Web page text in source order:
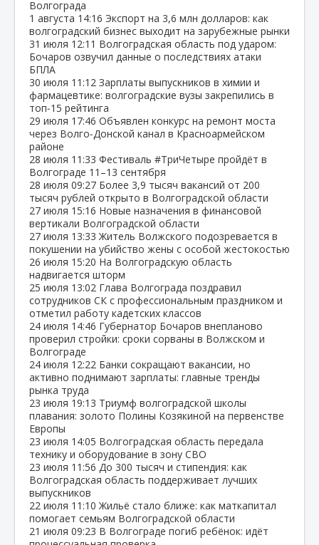
Волгограда
1 августа 14:16 Экспорт на 3,6 млн долларов: как
волгоградский бизнес выходит на зарубежные рынки
31 июля 12:11 Волгоградская область под ударом:
Бочаров озвучил данные о последствиях атаки
БПЛА
30 июля 11:12 Зарплаты выпускников в химии и
фармацевтике: волгоградские вузы закрепились в
топ‑15 рейтинга
29 июля 17:46 Объявлен конкурс на ремонт моста
через Волго‑Донской канал в Красноармейском
районе
28 июля 11:33 Фестиваль #ТриЧетыре пройдёт в
Волгограде 11–13 сентября
28 июля 09:27 Более 3,9 тысяч вакансий от 200
тысяч рублей открыто в Волгоградской области
27 июля 15:16 Новые назначения в финансовой
вертикали Волгоградской области
27 июля 13:33 Житель Волжского подозревается в
покушении на убийство жены с особой жестокостью
26 июля 15:20 На Волгоградскую область
надвигается шторм
25 июля 13:02 Глава Волгограда поздравил
сотрудников СК с профессиональным праздником и
отметил работу кадетских классов
24 июля 14:46 Губернатор Бочаров внепланово
проверил стройки: сроки сорваны в Волжском и
Волгограде
24 июля 12:22 Банки сокращают вакансии, но
активно поднимают зарплаты: главные тренды
рынка труда
23 июля 19:13 Триумф волгоградской школы
плавания: золото Полины Козякиной на первенстве
Европы
23 июля 14:05 Волгоградская область передала
технику и оборудование в зону СВО
23 июля 11:56 До 300 тысяч и стипендия: как
Волгоградская область поддерживает лучших
выпускников
22 июля 11:10 Жильё стало ближе: как маткапитал
помогает семьям Волгоградской области
21 июля 09:23 В Волгограде погиб ребёнок: идёт